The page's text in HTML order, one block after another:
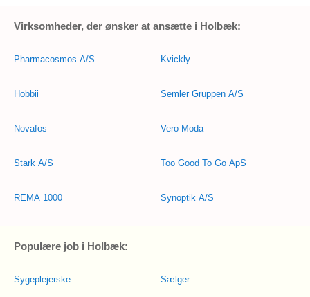
Virksomheder, der ønsker at ansætte i Holbæk:
Pharmacosmos A/S
Hobbii
Novafos
Stark A/S
REMA 1000
Kvickly
Semler Gruppen A/S
Vero Moda
Too Good To Go ApS
Synoptik A/S
Populære job i Holbæk:
Sygeplejerske Sælger